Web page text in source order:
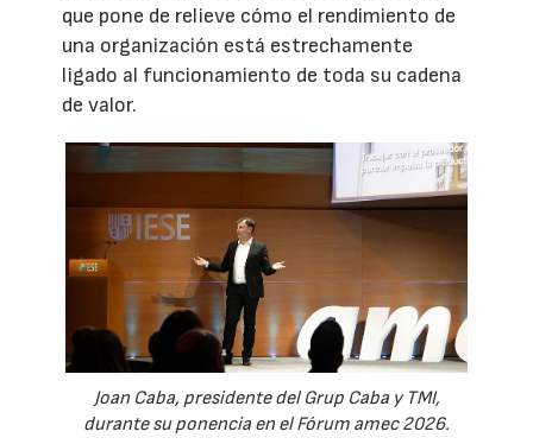
que pone de relieve cómo el rendimiento de
una organización está estrechamente
ligado al funcionamiento de toda su cadena
de valor.
Joan Caba, presidente del Grup Caba y TMI,
durante su ponencia en el Fórum amec 2026.